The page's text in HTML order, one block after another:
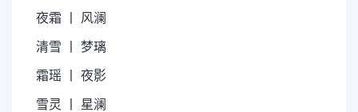
夜霜 丨 风澜
清雪 丨 梦璃
霜瑶 丨 夜影
雪灵 丨 星澜